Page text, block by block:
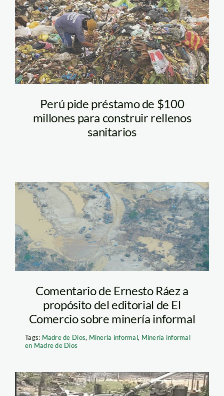
Perú pide préstamo de $100
millones para construir rellenos
sanitarios
Comentario de Ernesto Ráez a
propósito del editorial de El
Comercio sobre minería informal
Tags: Madre de Dios, Minería informal, Minería informal
en Madre de Dios